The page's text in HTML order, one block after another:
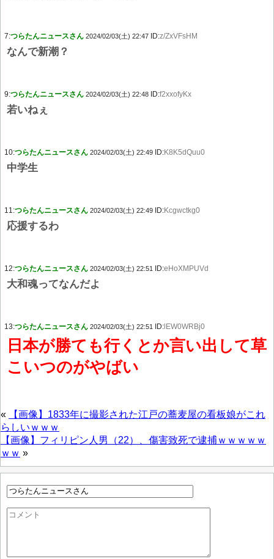
7:つらたんニュースさん 2024/02/03(土) 22:47 ID:z/ZxVFsHM
なんで新潮？
9:つらたんニュースさん 2024/02/03(土) 22:48 ID:f2xxofyKx
若いねぇ
10:つらたんニュースさん 2024/02/03(土) 22:49 ID:K8K5dQuu0
中学生
11:つらたんニュースさん 2024/02/03(土) 22:49 ID:Kcgwctkg0
応援するわ
12:つらたんニュースさん 2024/02/03(土) 22:51 ID:eHoXMPUVd
大和魂ってなんだよ
13:つらたんニュースさん 2024/02/03(土) 22:51 ID: lEW0WRBj0
日本が勝ても行くとか言い出して草
こいつのがやばい
«
【画像】1833年に撮影された江戸の蕎麦屋の看板娘がこれ
らしいｗｗｗ
【画像】フィリピン人男（22）、傷害致死で逮捕ｗｗｗｗｗ
ｗｗ »